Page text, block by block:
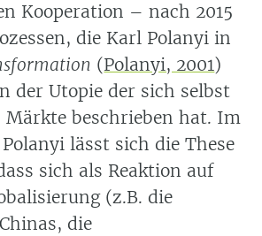
Kooperation – nach 2015
die Karl Polanyi in
(Polanyi, 2001)
der Utopie der sich selbst
Märkte beschrieben hat. Im
lässt sich die These
sich als Reaktion auf
(z.B. die
die